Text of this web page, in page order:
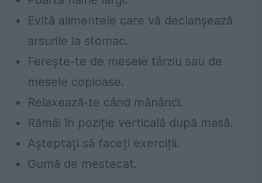
Evită alimentele care vă declanșează
arsurile la stomac.
Ferește-te de mesele târziu sau de
mesele copioase.
Relaxează-te când mănânci.
Rămâi în poziție verticală după masă.
Așteptați să faceți exerciții.
Gumă de mestecat.